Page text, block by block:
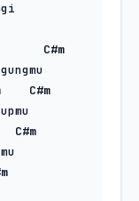
C#m
C#m
C#m